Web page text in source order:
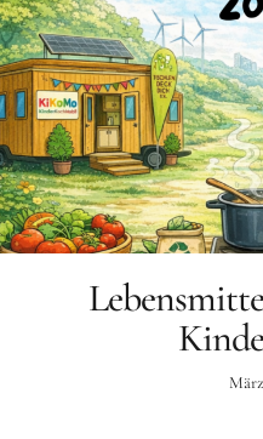
Saisonal –
Wir
Anerkannt
Mein
Für